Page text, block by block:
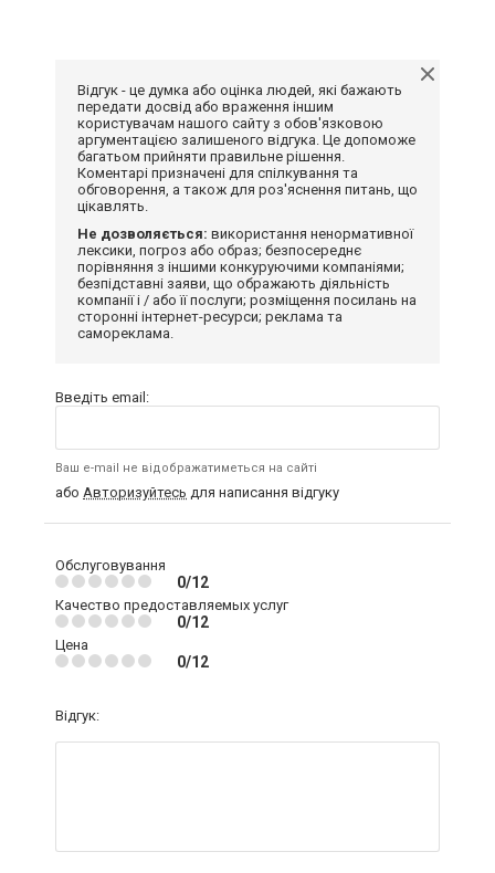
Відгук - це думка або оцінка людей, які бажають
передати досвід або враження іншим
користувачам нашого сайту з обов'язковою
аргументацією залишеного відгука. Це допоможе
багатьом прийняти правильне рішення.
Коментарі призначені для спілкування та
обговорення, а також для роз'яснення питань, що
цікавлять.
Не дозволяється: використання ненормативної
лексики, погроз або образ; безпосереднє
порівняння з іншими конкуруючими компаніями;
безпідставні заяви, що ображають діяльність
компанії і / або її послуги; розміщення посилань на
сторонні інтернет-ресурси; реклама та
самореклама.
Введіть email:
Ваш e-mail не відображатиметься на сайті
або Авторизуйтесь для написання відгуку
Обслуговування
0/12
Качество предоставляемых услуг
0/12
Цена
0/12
Відгук: